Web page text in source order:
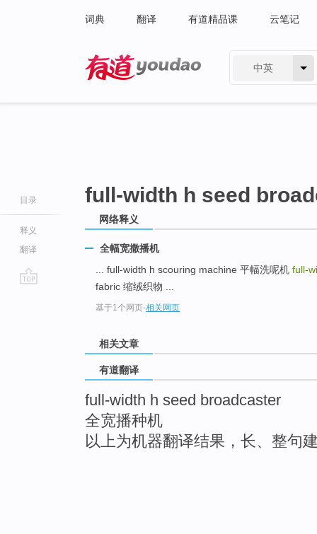
词典 翻译 有道精品课 云笔记
中英
目录
释义
翻译
full-width h seed
网络释义
全幅宽撒播机
... full-width h scouring machine 平幅洗呢机 full-
fabric 缩绒织物 ...
基于1个网页-相关网页
相关文章
有道翻译
full-width h seed broadcaster
全宽播种机
以上为机器翻译结果，长、整句